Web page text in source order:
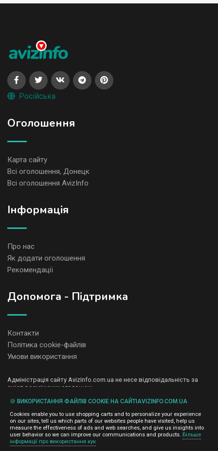
Російська
Оголошення
Карта сайту
Всі оголошення, Донецк
Всі оголошення AvizInfo
Iнформація
Про нас
Як додати оголошення
Рекомендації
Допомога - Підтримка
Контакти
Політика cookie-файлів
Умови використання
Адміністрація сайту AvizInfo.com.ua не несе відповідальність за
зміст розміщених оголошень.
і не продаємо особисту інформацію зареєстрованих користувачів
AvizInfo.com.ua третім особам. Ми не відповідаємо за правила
конфіденційності сайтів на які посилається AvizInfo.com.ua. На
деяких сторінках нашого сайту представлена реклама Google
Adsense Advertising Network. Щоб дізнатися детальніше про
правила конфіденційності Google
🍪 ВИКОРИСТАННЯ ФАЙЛІВ COOKIE НА САЙТІAVIZINFO.COM.UA
Cookies enable you to use shopping carts and to personalize your experience
on our sites, tell us which parts of our websites people have visited, help us
measure the effectiveness of ads and web searches, and give us insights into
user behavior so we can improve our communications and products. Більше
інформації про використання кук